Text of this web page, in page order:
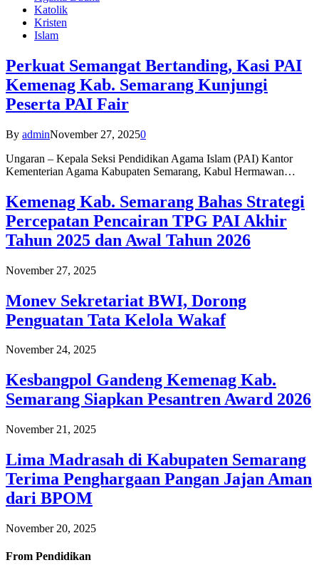
Katolik
Kristen
Islam
Perkuat Semangat Bertanding, Kasi PAI
Kemenag Kab. Semarang Kunjungi
Peserta PAI Fair
By adminNovember 27, 20250
Ungaran – Kepala Seksi Pendidikan Agama Islam (PAI) Kantor
Kementerian Agama Kabupaten Semarang, Kabul Hermawan…
Kemenag Kab. Semarang Bahas Strategi
Percepatan Pencairan TPG PAI Akhir
Tahun 2025 dan Awal Tahun 2026
November 27, 2025
Monev Sekretariat BWI, Dorong
Penguatan Tata Kelola Wakaf
November 24, 2025
Kesbangpol Gandeng Kemenag Kab.
Semarang Siapkan Pesantren Award 2026
November 21, 2025
Lima Madrasah di Kabupaten Semarang
Terima Penghargaan Pangan Jajan Aman
dari BPOM
November 20, 2025
From Pendidikan